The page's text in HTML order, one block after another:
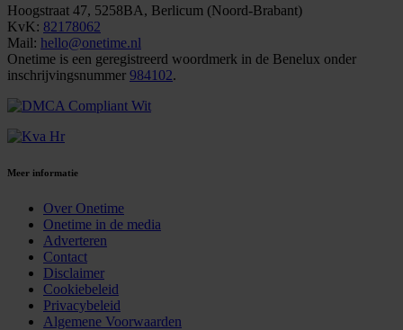
Hoogstraat 47, 5258BA, Berlicum (Noord-Brabant)
KvK: 82178062
Mail: hello@onetime.nl
Onetime is een geregistreerd woordmerk in de Benelux onder
inschrijvingsnummer 984102.
Meer informatie
Over Onetime
Onetime in de media
Adverteren
Contact
Disclaimer
Cookiebeleid
Privacybeleid
Algemene Voorwaarden